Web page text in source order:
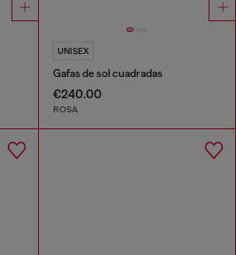
UNISEX
Gafas de sol cuadradas
€240.00
ROSA